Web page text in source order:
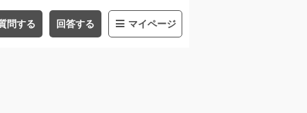
問する 回答する マイページ